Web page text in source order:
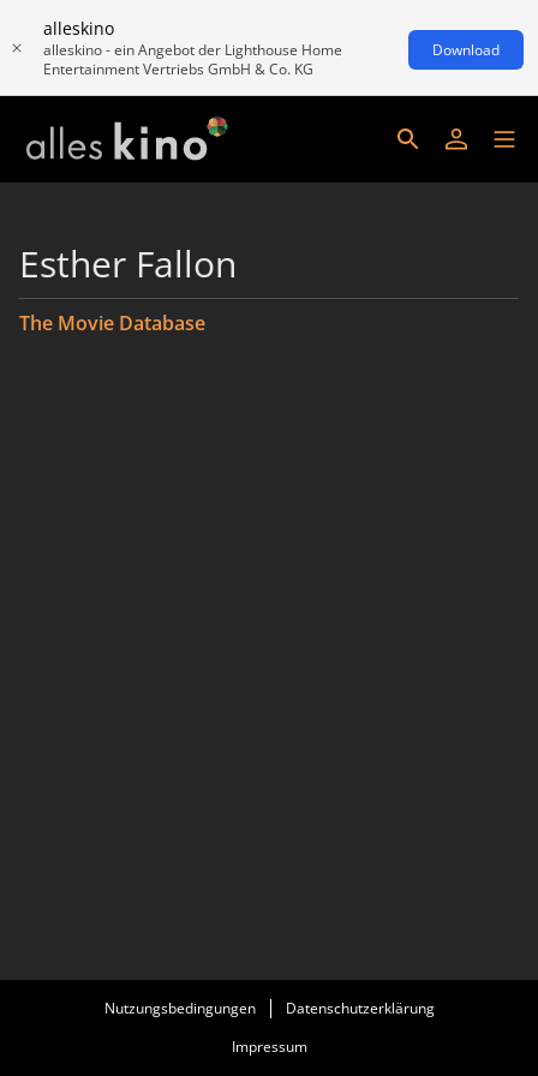
alleskino
alleskino - ein Angebot der Lighthouse Home
Entertainment Vertriebs GmbH & Co. KG
Download
Esther Fallon
The Movie Database
Nutzungsbedingungen
Datenschutzerklärung
Impressum